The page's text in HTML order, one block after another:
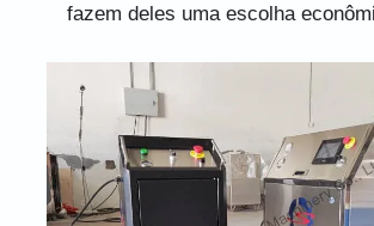
fazem deles uma escolha